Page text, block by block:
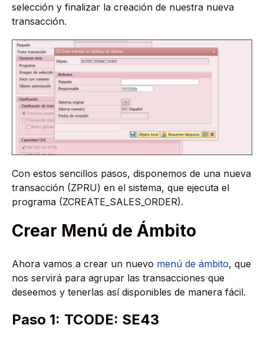
selección y finalizar la creación de nuestra nueva
transacción.
Con estos sencillos pasos, disponemos de una nueva
transacción (ZPRU) en el sistema, que ejecuta el
programa (ZCREATE_SALES_ORDER).
Crear Menú de Ámbito
Ahora vamos a crear un nuevo menú de ámbito, que
nos servirá para agrupar las transacciones que
deseemos y tenerlas así disponibles de manera fácil.
Paso 1: TCODE: SE43